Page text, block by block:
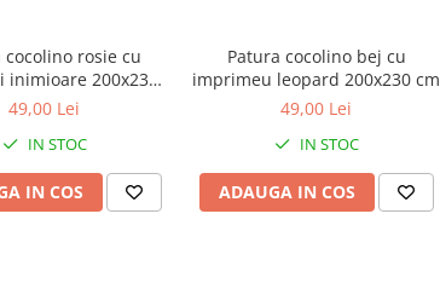
cocolino rosie cu
inimioare 200x230
cm
49,00 Lei
IN STOC
IN COS
Patura cocolino bej cu
imprimeu leopard 200x230 cm
49,00 Lei
IN STOC
ADAUGA IN COS